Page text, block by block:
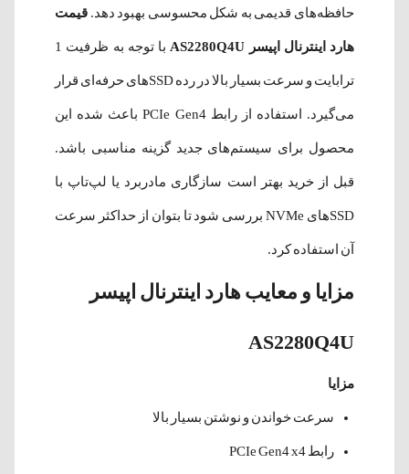
حافظه‌های قدیمی به شکل محسوسی بهبود دهد. قیمت
هارد اینترنال اپیسر AS2280Q4U با توجه به ظرفیت 1
ترابایت و سرعت بسیار بالا در رده SSDهای حرفه‌ای قرار
می‌گیرد. استفاده از رابط PCIe Gen4 باعث شده این
محصول برای سیستم‌های جدید گزینه مناسبی باشد.
قبل از خرید بهتر است سازگاری مادربرد یا لپ‌تاپ با
SSDهای NVMe بررسی شود تا بتوان از حداکثر سرعت
آن استفاده کرد.
مزایا و معایب هارد اینترنال اپیسر
AS2280Q4U
مزایا
سرعت خواندن و نوشتن بسیار بالا
رابط PCIe Gen4 x4